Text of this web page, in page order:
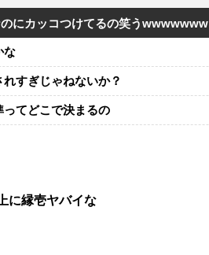
のにカッコつけてるの笑うwwwwwww
な
すぎじゃねないか？
てどこで決まるの
に縁壱ヤバイな